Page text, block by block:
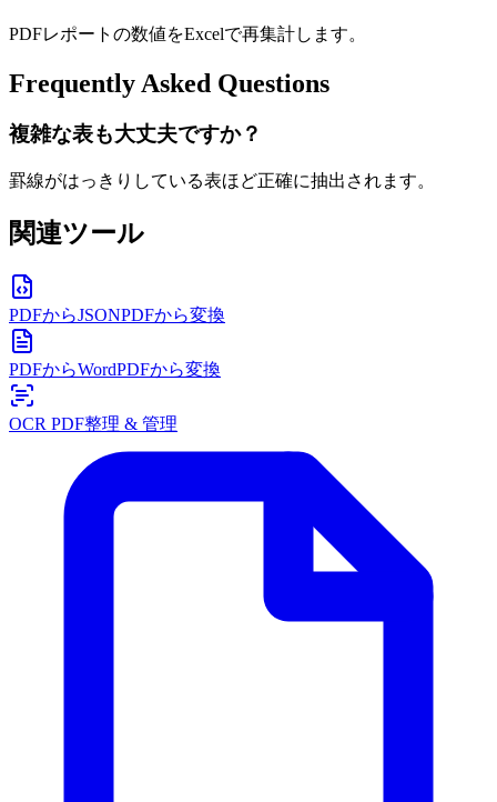
PDFレポートの数値をExcelで再集計します。
Frequently Asked Questions
複雑な表も大丈夫ですか？
罫線がはっきりしている表ほど正確に抽出されます。
関連ツール
PDFからJSONPDFから変換
PDFからWordPDFから変換
OCR PDF整理 & 管理